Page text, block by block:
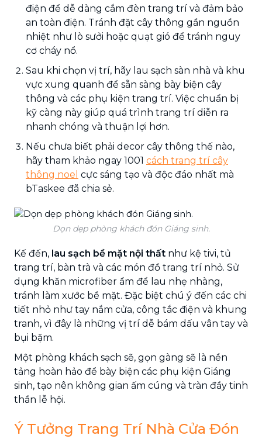
điện để dễ dàng cắm đèn trang trí và đảm bảo
an toàn điện. Tránh đặt cây thông gần nguồn
nhiệt như lò sưởi hoặc quạt gió để tránh nguy
cơ cháy nổ.
Sau khi chọn vị trí, hãy lau sạch sàn nhà và khu
vực xung quanh để sẵn sàng bày biện cây
thông và các phụ kiện trang trí. Việc chuẩn bị
kỹ càng này giúp quá trình trang trí diễn ra
nhanh chóng và thuận lợi hơn.
Nếu chưa biết phải decor cây thông thế nào,
hãy tham khảo ngay 1001 cách trang trí cây
thông noel cực sáng tạo và độc đáo nhất mà
bTaskee đã chia sẻ.
Dọn dẹp phòng khách đón Giáng sinh.
Kế đến, lau sạch bề mặt nội thất như kệ tivi, tủ
trang trí, bàn trà và các món đồ trang trí nhỏ. Sử
dụng khăn microfiber ẩm để lau nhẹ nhàng,
tránh làm xước bề mặt. Đặc biệt chú ý đến các chi
tiết nhỏ như tay nắm cửa, công tắc điện và khung
tranh, vì đây là những vị trí dễ bám dấu vân tay và
bụi bặm.
Một phòng khách sạch sẽ, gọn gàng sẽ là nền
tảng hoàn hảo để bày biện các phụ kiện Giáng
sinh, tạo nên không gian ấm cúng và tràn đầy tinh
thần lễ hội.
Ý Tưởng Trang Trí Nhà Cửa Đón